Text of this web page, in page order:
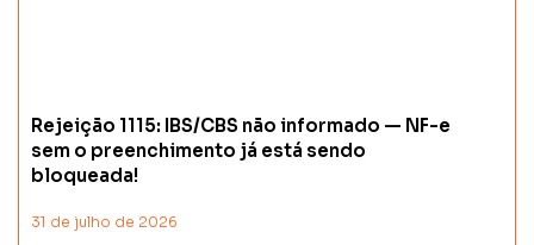
Rejeição 1115: IBS/CBS não informado — NF-e
sem o preenchimento já está sendo
bloqueada!
31 de julho de 2026